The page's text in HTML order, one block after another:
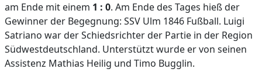
am Ende mit einem 1 : 0. Am Ende des Tages hieß der
Gewinner der Begegnung: SSV Ulm 1846 Fußball. Luigi
Satriano war der Schiedsrichter der Partie in der Region
Südwestdeutschland. Unterstützt wurde er von seinen
Assistenz Mathias Heilig und Timo Bugglin.